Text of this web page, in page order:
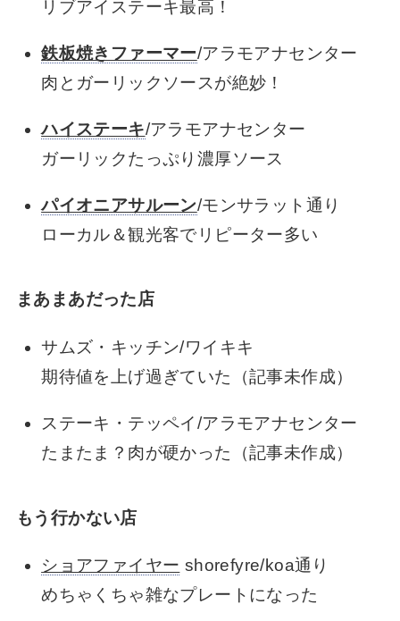
リブアイステーキ最高！
鉄板焼きファーマー/アラモアナセンター
肉とガーリックソースが絶妙！
ハイステーキ/アラモアナセンター
ガーリックたっぷり濃厚ソース
パイオニアサルーン/モンサラット通り
ローカル＆観光客でリピーター多い
まあまあだった店
サムズ・キッチン/ワイキキ
期待値を上げ過ぎていた（記事未作成）
ステーキ・テッペイ/アラモアナセンター
たまたま？肉が硬かった（記事未作成）
もう行かない店
ショアファイヤー shorefyre/koa通り
めちゃくちゃ雑なプレートになった